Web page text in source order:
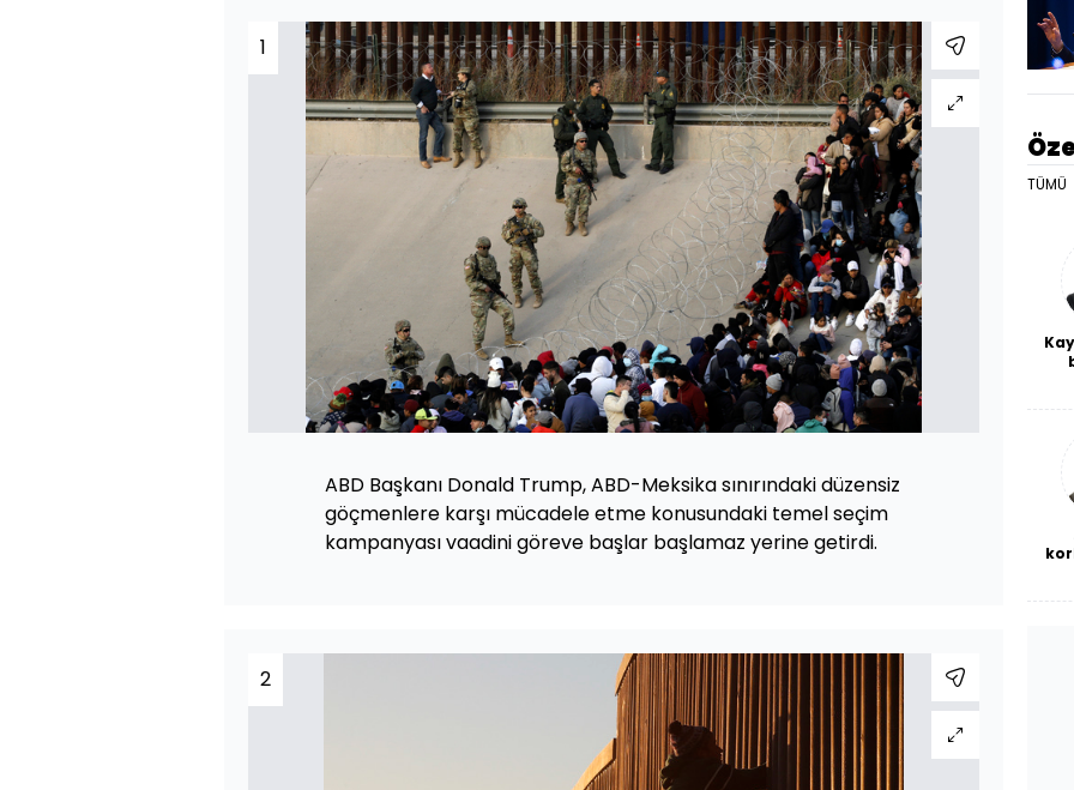
1
ABD Başkanı Donald Trump, ABD-Meksika sınırındaki düzensiz
göçmenlere karşı mücadele etme konusundaki temel seçim
kampanyası vaadini göreve başlar başlamaz yerine getirdi.
2
TÜMÜ